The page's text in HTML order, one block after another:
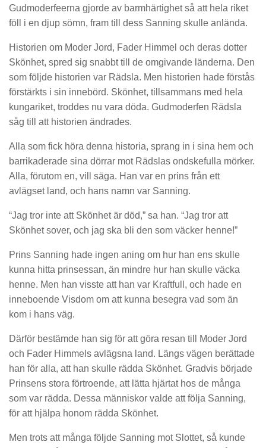
Gudmoderfeerna gjorde av barmhärtighet så att hela riket
föll i en djup sömn, fram till dess Sanning skulle anlända.
Historien om Moder Jord, Fader Himmel och deras dotter
Skönhet, spred sig snabbt till de omgivande länderna. Den
som följde historien var Rädsla. Men historien hade förstås
förstärkts i sin innebörd. Skönhet, tillsammans med hela
kungariket, troddes nu vara döda. Gudmoderfen Rädsla
såg till att historien ändrades.
Alla som fick höra denna historia, sprang in i sina hem och
barrikaderade sina dörrar mot Rädslas ondskefulla mörker.
Alla, förutom en, vill säga. Han var en prins från ett
avlägset land, och hans namn var Sanning.
“Jag tror inte att Skönhet är död,” sa han. “Jag tror att
Skönhet sover, och jag ska bli den som väcker henne!”
Prins Sanning hade ingen aning om hur han ens skulle
kunna hitta prinsessan, än mindre hur han skulle väcka
henne. Men han visste att han var Kraftfull, och hade en
inneboende Visdom om att kunna besegra vad som än
kom i hans väg.
Därför bestämde han sig för att göra resan till Moder Jord
och Fader Himmels avlägsna land. Längs vägen berättade
han för alla, att han skulle rädda Skönhet. Gradvis började
Prinsens stora förtroende, att lätta hjärtat hos de många
som var rädda. Dessa människor valde att följa Sanning,
för att hjälpa honom rädda Skönhet.
Men trots att många följde Sanning mot Slottet, så kunde